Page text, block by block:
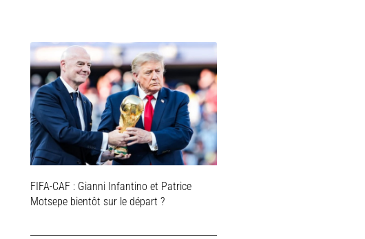
FIFA-CAF : Gianni Infantino et Patrice
Motsepe bientôt sur le départ ?